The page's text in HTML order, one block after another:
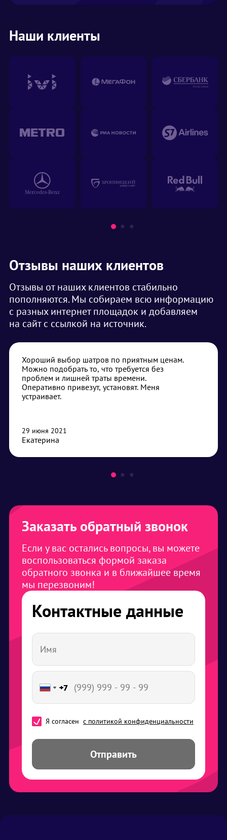
Наши клиенты
Отзывы наших клиентов
Отзывы от наших клиентов стабильно
пополняются. Мы собираем всю информацию
с разных интернет площадок и добавляем
на сайт с ссылкой на источник.
Хороший выбор шатров по приятным ценам.
Можно подобрать то, что требуется без
проблем и лишней траты времени.
Оперативно привезут, установят. Меня
устраивает.
29 июня 2021
Екатерина
Заказать обратный звонок
Если у вас остались вопросы, вы можете
воспользоваться формой заказа
обратного звонка и в ближайшее время
мы перезвоним!
Контактные данные
+7
+7
+7
+7
+7
Я согласен с политикой конфиденциальности
Отправить